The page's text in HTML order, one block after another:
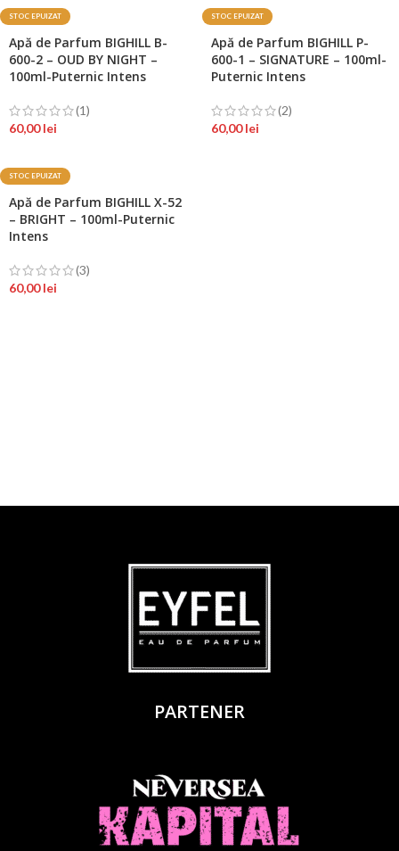
STOC EPUIZAT
Apă de Parfum BIGHILL B-
600-2 – OUD BY NIGHT –
100ml-Puternic Intens
(1)
60,00lei
STOC EPUIZAT
Apă de Parfum BIGHILL P-
600-1 – SIGNATURE – 100ml-
Puternic Intens
(2)
60,00lei
STOC EPUIZAT
Apă de Parfum BIGHILL X-52
– BRIGHT – 100ml-Puternic
Intens
(3)
60,00lei
PARTENER